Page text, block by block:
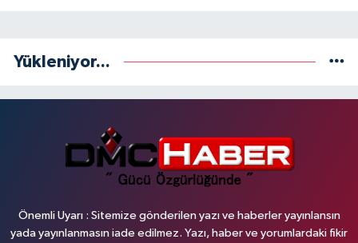
Yükleniyor...
Önemli Uyarı : Sitemize gönderilen yazı ve haberler yayınlansın
yada yayınlanmasın iade edilmez. Yazı, haber ve yorumlardaki fikir